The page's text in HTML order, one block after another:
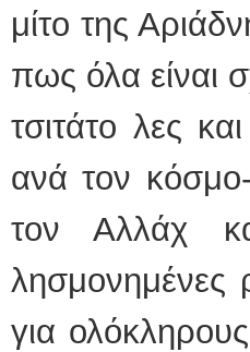
μίτο της
πως όλα είναι
τσιτάτο λες
ανά τον
τον Αλλάχ
λησμονημένες
για